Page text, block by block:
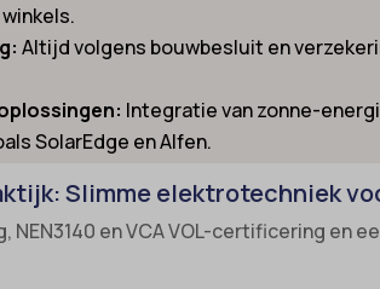
Altijd volgens bouwbesluit en
Integratie van zonne-
SolarEdge en Alfen.
Slimme elektrotechniek
NEN3140 en VCA VOL-certificering en
OptanonConsent
timezone
wordpress_logged_in_*
wordpress_test_cookie
wp-settings-*
cookiesEnabled
domain
et-editing-post-*
et-recommend-sync-post-*